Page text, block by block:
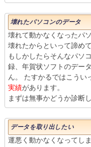
壊れたパソコンのデータ
壊れて動かなくなったパソ
壊れたからといって諦め
もしかしたらそんなパソ
録、年賀状ソフトのデー
ん。 たすかるではこうい
実績があります。
まずは無事かどうか診断
データを取り出したい
運悪く動かなくなってし